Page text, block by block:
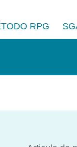
RPG